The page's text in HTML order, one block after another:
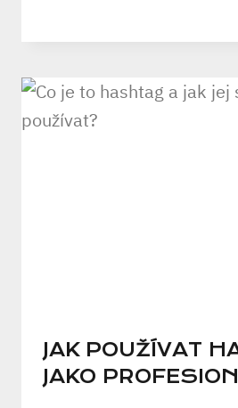
JAK POUŽÍVAT
JAKO